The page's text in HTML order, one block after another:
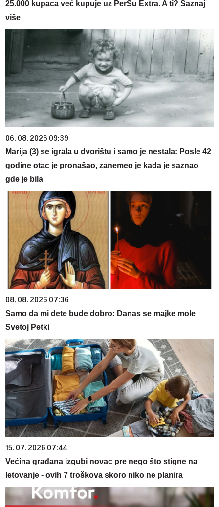
25.000 kupaca već kupuje uz PerSu Extra. A ti? Saznaj
više
06. 08. 2026 09:39
Marija (3) se igrala u dvorištu i samo je nestala: Posle 42
godine otac je pronašao, zanemeo je kada je saznao
gde je bila
08. 08. 2026 07:36
Samo da mi dete bude dobro: Danas se majke mole
Svetoj Petki
15. 07. 2026 07:44
Većina građana izgubi novac pre nego što stigne na
letovanje - ovih 7 troškova skoro niko ne planira